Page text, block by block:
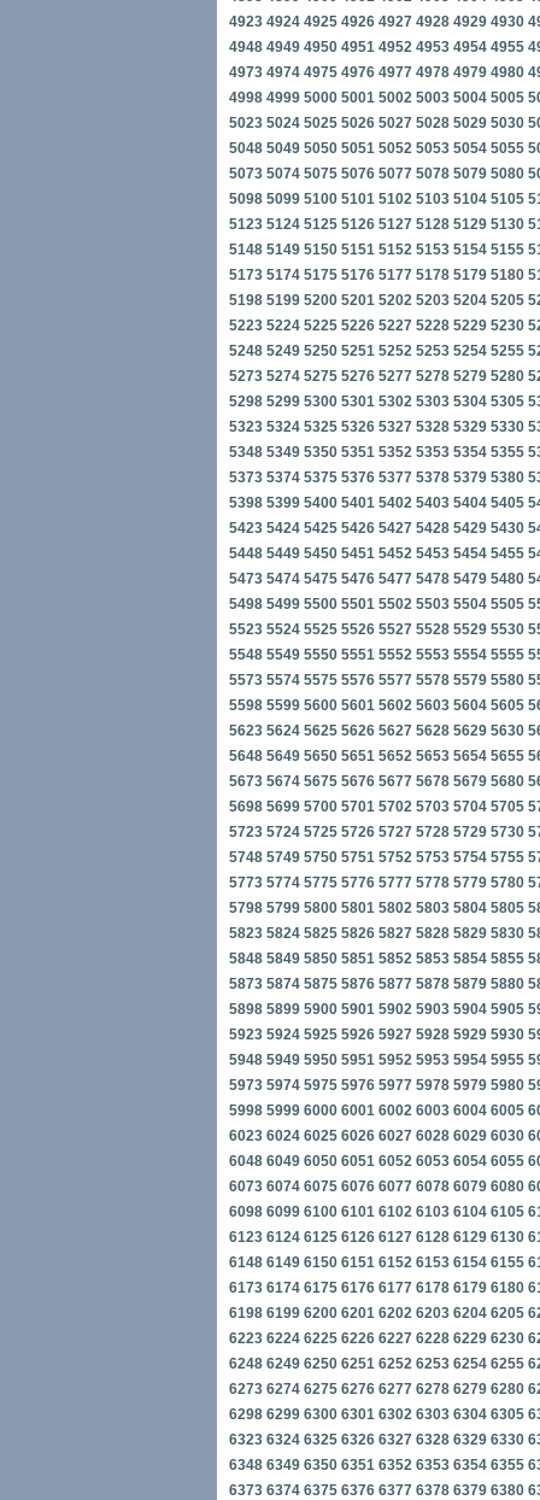
4923 4924 4925 4926 4927 4928 4929 4930
4948 4949 4950 4951 4952 4953 4954 4955
4973 4974 4975 4976 4977 4978 4979 4980
4998 4999 5000 5001 5002 5003 5004 5005
5023 5024 5025 5026 5027 5028 5029 5030
5048 5049 5050 5051 5052 5053 5054 5055
5073 5074 5075 5076 5077 5078 5079 5080
5098 5099 5100 5101 5102 5103 5104 5105
5123 5124 5125 5126 5127 5128 5129 5130
5148 5149 5150 5151 5152 5153 5154 5155
5173 5174 5175 5176 5177 5178 5179 5180
5198 5199 5200 5201 5202 5203 5204 5205
5223 5224 5225 5226 5227 5228 5229 5230
5248 5249 5250 5251 5252 5253 5254 5255
5273 5274 5275 5276 5277 5278 5279 5280
5298 5299 5300 5301 5302 5303 5304 5305
5323 5324 5325 5326 5327 5328 5329 5330
5348 5349 5350 5351 5352 5353 5354 5355
5373 5374 5375 5376 5377 5378 5379 5380
5398 5399 5400 5401 5402 5403 5404 5405
5423 5424 5425 5426 5427 5428 5429 5430
5448 5449 5450 5451 5452 5453 5454 5455
5473 5474 5475 5476 5477 5478 5479 5480
5498 5499 5500 5501 5502 5503 5504 5505
5523 5524 5525 5526 5527 5528 5529 5530
5548 5549 5550 5551 5552 5553 5554 5555
5573 5574 5575 5576 5577 5578 5579 5580
5598 5599 5600 5601 5602 5603 5604 5605
5623 5624 5625 5626 5627 5628 5629 5630
5648 5649 5650 5651 5652 5653 5654 5655
5673 5674 5675 5676 5677 5678 5679 5680
5698 5699 5700 5701 5702 5703 5704 5705
5723 5724 5725 5726 5727 5728 5729 5730
5748 5749 5750 5751 5752 5753 5754 5755
5773 5774 5775 5776 5777 5778 5779 5780
5798 5799 5800 5801 5802 5803 5804 5805
5823 5824 5825 5826 5827 5828 5829 5830
5848 5849 5850 5851 5852 5853 5854 5855
5873 5874 5875 5876 5877 5878 5879 5880
5898 5899 5900 5901 5902 5903 5904 5905
5923 5924 5925 5926 5927 5928 5929 5930
5948 5949 5950 5951 5952 5953 5954 5955
5973 5974 5975 5976 5977 5978 5979 5980
5998 5999 6000 6001 6002 6003 6004 6005
6023 6024 6025 6026 6027 6028 6029 6030
6048 6049 6050 6051 6052 6053 6054 6055
6073 6074 6075 6076 6077 6078 6079 6080
6098 6099 6100 6101 6102 6103 6104 6105
6123 6124 6125 6126 6127 6128 6129 6130
6148 6149 6150 6151 6152 6153 6154 6155
6173 6174 6175 6176 6177 6178 6179 6180
6198 6199 6200 6201 6202 6203 6204 6205
6223 6224 6225 6226 6227 6228 6229 6230
6248 6249 6250 6251 6252 6253 6254 6255
6273 6274 6275 6276 6277 6278 6279 6280
6298 6299 6300 6301 6302 6303 6304 6305
6323 6324 6325 6326 6327 6328 6329 6330
6348 6349 6350 6351 6352 6353 6354 6355
6373 6374 6375 6376 6377 6378 6379 6380